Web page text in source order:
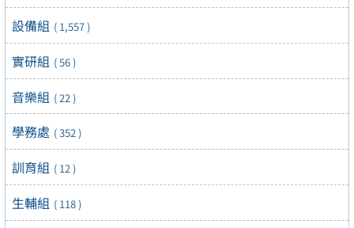
設備組 ( 1,557 )
實研組 ( 56 )
音樂組 ( 22 )
學務處 ( 352 )
訓育組 ( 12 )
生輔組 ( 118 )